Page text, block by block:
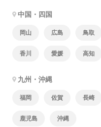
中国・四国
岡山 広島 鳥取
香川 愛媛 高知
九州・沖縄
福岡 佐賀 長崎
鹿児島 沖縄